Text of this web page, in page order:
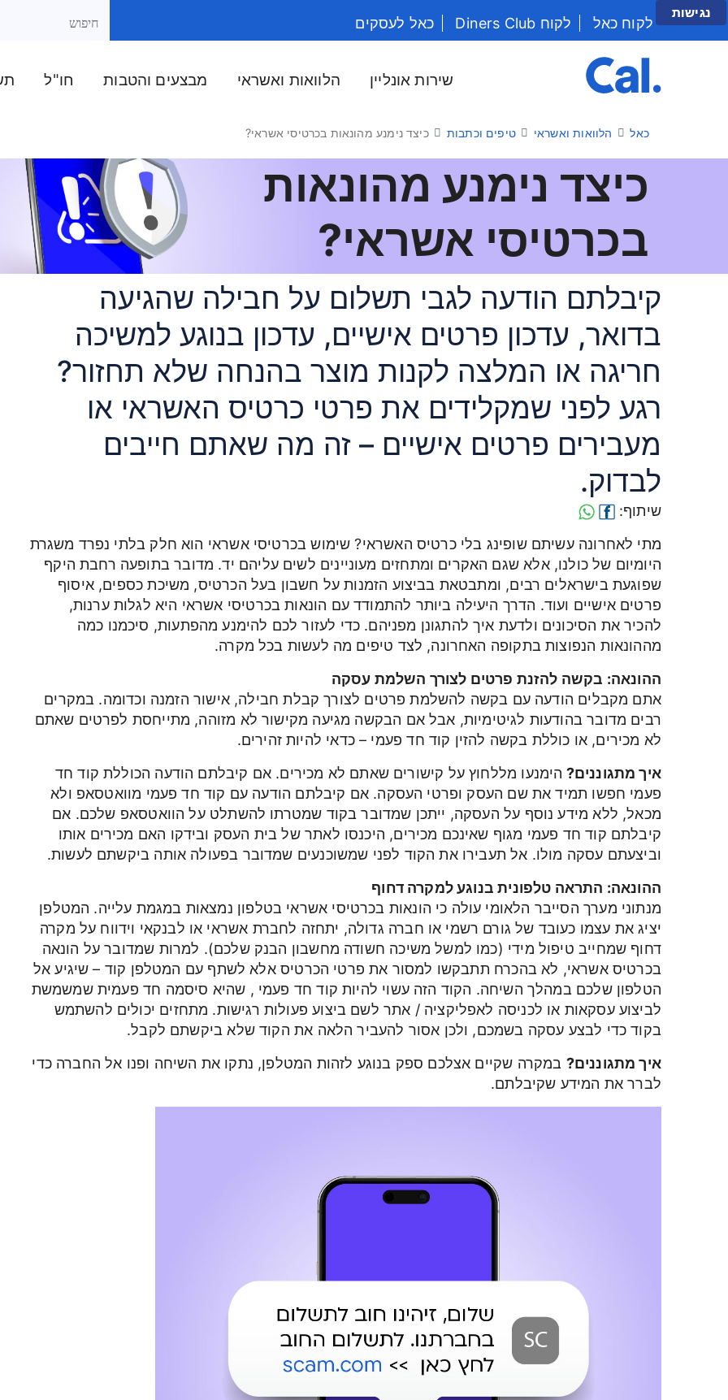
לקוח כאל לקוח Diners Club
כאל לעסקים
שירות אונליין הלוואות ואשראי מבצעים והטבות חו"ל
כאל הלוואות ואשראי טיפים וכתבות כיצד נימנע מהונאות בכרטיסי אשראי?
כיצד נימנע מהונאות
בכרטיסי אשראי?
קיבלתם הודעה לגבי תשלום על חבילה שהגיעה
בדואר, עדכון פרטים אישיים, עדכון בנוגע למשיכה
חריגה או המלצה לקנות מוצר בהנחה שלא תחזור?
רגע לפני שמקלידים את פרטי כרטיס האשראי או
מעבירים פרטים אישיים – זה מה שאתם חייבים
לבדוק.
שיתוף:
מתי לאחרונה עשיתם שופינג בלי כרטיס האשראי? שימוש בכרטיסי אשראי הוא חלק בלתי נפרד משגרת
היומיום של כולנו, אלא שגם האקרים ומתחזים מעוניינים לשים עליהם יד. מדובר בתופעה רחבת היקף
שפוגעת בישראלים רבים, ומתבטאת בביצוע הזמנות על חשבון בעל הכרטיס, משיכת כספים, איסוף
פרטים אישיים ועוד. הדרך היעילה ביותר להתמודד עם הונאות בכרטיסי אשראי היא לגלות ערנות,
להכיר את הסיכונים ולדעת איך להתגונן מפניהם. כדי לעזור לכם להימנע מהפתעות, סיכמנו כמה
מההונאות הנפוצות בתקופה האחרונה, לצד טיפים מה לעשות בכל מקרה.
ההונאה: בקשה להזנת פרטים לצורך השלמת עסקה
אתם מקבלים הודעה עם בקשה להשלמת פרטים לצורך קבלת חבילה, אישור הזמנה וכדומה. במקרים
רבים מדובר בהודעות לגיטימיות, אבל אם הבקשה מגיעה מקישור לא מזוהה, מתייחסת לפרטים שאתם
לא מכירים, או כוללת בקשה להזין קוד חד פעמי – כדאי להיות זהירים.
איך מתגוננים? הימנעו מללחוץ על קישורים שאתם לא מכירים. אם קיבלתם הודעה הכוללת קוד חד
פעמי חפשו תמיד את שם העסק ופרטי העסקה. אם קיבלתם הודעה עם קוד חד פעמי מוואטסאפ ולא
מכאל, ללא מידע נוסף על העסקה, ייתכן שמדובר בקוד שמטרתו להשתלט על הוואטסאפ שלכם. אם
קיבלתם קוד חד פעמי מגוף שאינכם מכירים, היכנסו לאתר של בית העסק ובידקו האם מכירים אותו
וביצעתם עסקה מולו. אל תעבירו את הקוד לפני שמשוכנעים שמדובר בפעולה אותה ביקשתם לעשות.
ההונאה: התראה טלפונית בנוגע למקרה דחוף
מנתוני מערך הסייבר הלאומי עולה כי הונאות בכרטיסי אשראי בטלפון נמצאות במגמת עלייה. המטלפן
יציג את עצמו כעובד של גורם רשמי או חברה גדולה, יתחזה לחברת אשראי או לבנקאי וידווח על מקרה
דחוף שמחייב טיפול מידי (כמו למשל משיכה חשודה מחשבון הבנק שלכם). למרות שמדובר על הונאה
בכרטיס אשראי, לא בהכרח תתבקשו למסור את פרטי הכרטיס אלא לשתף עם המטלפן קוד – שיגיע אל
הטלפון שלכם במהלך השיחה. הקוד הזה עשוי להיות קוד חד פעמי , שהיא סיסמה חד פעמית שמשמשת
לביצוע עסקאות או לכניסה לאפליקציה / אתר לשם ביצוע פעולות רגישות. מתחזים יכולים להשתמש
בקוד כדי לבצע עסקה בשמכם, ולכן אסור להעביר הלאה את הקוד שלא ביקשתם לקבל.
איך מתגוננים? במקרה שקיים אצלכם ספק בנוגע לזהות המטלפן, נתקו את השיחה ופנו אל החברה כדי
לברר את המידע שקיבלתם.
נגישות